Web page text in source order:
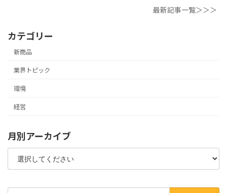
最新記事一覧＞＞＞
カテゴリー
新商品
業界トピック
環境
経営
月別アーカイブ